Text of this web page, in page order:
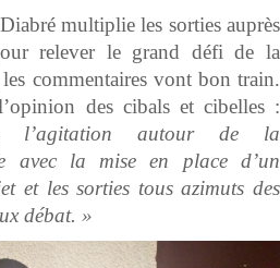
multiplie les sorties auprès
relever le grand défi de la
commentaires vont bon train.
des cibals et cibelles :
l’agitation autour de la
avec la mise en place d’un
et les sorties tous azimuts des
débat. »